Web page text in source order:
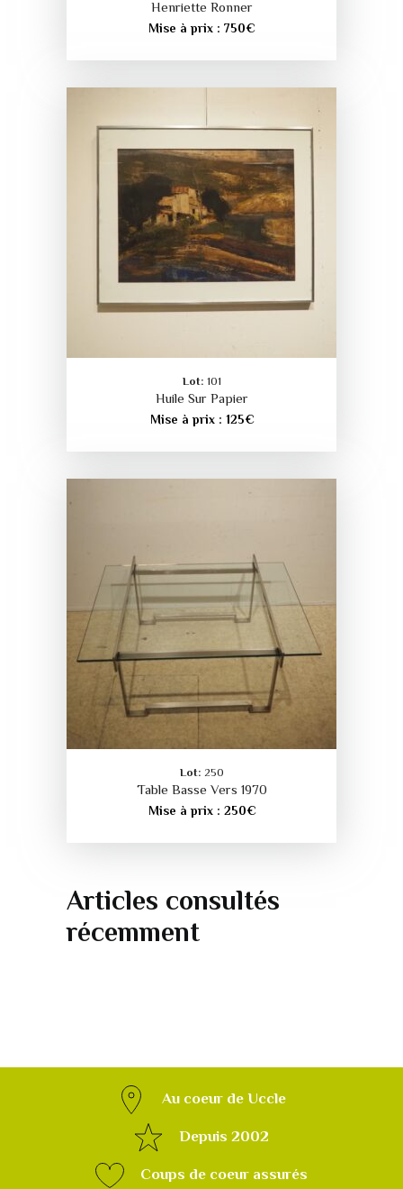
Henriette Ronner
Mise à prix : 750€
Lot: 101
Huile Sur Papier
Mise à prix : 125€
Lot: 250
Table Basse Vers 1970
Mise à prix : 250€
Articles consultés
récemment
Au coeur de Uccle
Depuis 2002
Coups de coeur assurés